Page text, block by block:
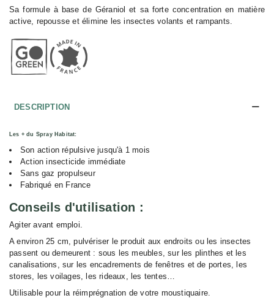
Sa formule à base de Géraniol et sa forte concentration en matière
active, repousse et élimine les insectes volants et rampants.
DESCRIPTION
Les + du Spray Habitat:
Son action répulsive jusqu'à 1 mois
Action insecticide immédiate
Sans gaz propulseur
Fabriqué en France
Conseils d'utilisation :
Agiter avant emploi.
A environ 25 cm, pulvériser le produit aux endroits ou les insectes
passent ou demeurent : sous les meubles, sur les plinthes et les
canalisations, sur les encadrements de fenêtres et de portes, les
stores, les voilages, les rideaux, les tentes…
Utilisable pour la réimprégnation de votre moustiquaire.